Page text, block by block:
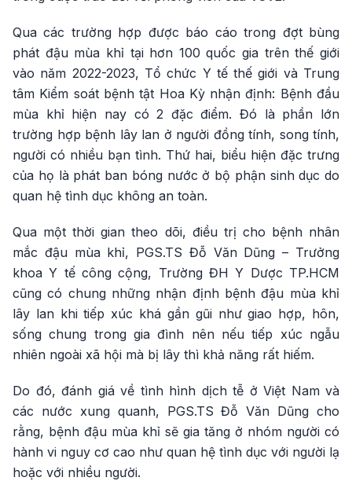
Qua các trường hợp được báo cáo trong đợt bùng
phát đậu mùa khỉ tại hơn 100 quốc gia trên thế giới
vào năm 2022-2023, Tổ chức Y tế thế giới và Trung
tâm Kiểm soát bệnh tật Hoa Kỳ nhận định: Bệnh đầu
mùa khỉ hiện nay có 2 đặc điểm. Đó là phần lớn
trường hợp bệnh lây lan ở người đồng tính, song tính,
người có nhiều bạn tình. Thứ hai, biểu hiện đặc trưng
của họ là phát ban bóng nước ở bộ phận sinh dục do
quan hệ tình dục không an toàn.
Qua một thời gian theo dõi, điều trị cho bệnh nhân
mắc đậu mùa khỉ, PGS.TS Đỗ Văn Dũng – Trưởng
khoa Y tế công cộng, Trường ĐH Y Dược TP.HCM
cũng có chung những nhận định bệnh đậu mùa khỉ
lây lan khi tiếp xúc khá gần gũi như giao hợp, hôn,
sống chung trong gia đình nên nếu tiếp xúc ngẫu
nhiên ngoài xã hội mà bị lây thì khả năng rất hiếm.
Do đó, đánh giá về tình hình dịch tễ ở Việt Nam và
các nước xung quanh, PGS.TS Đỗ Văn Dũng cho
rằng, bệnh đậu mùa khỉ sẽ gia tăng ở nhóm người có
hành vi nguy cơ cao như quan hệ tình dục với người lạ
hoặc với nhiều người.